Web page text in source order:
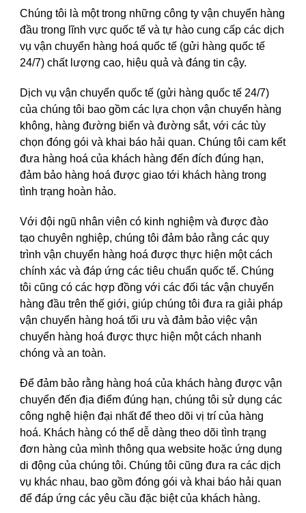
Chúng tôi là một trong những công ty vận chuyển hàng
đầu trong lĩnh vực quốc tế và tự hào cung cấp các dịch
vụ vận chuyển hàng hoá quốc tế (gửi hàng quốc tế
24/7) chất lượng cao, hiệu quả và đáng tin cậy.
Dịch vụ vận chuyển quốc tế (gửi hàng quốc tế 24/7)
của chúng tôi bao gồm các lựa chọn vận chuyển hàng
không, hàng đường biển và đường sắt, với các tùy
chọn đóng gói và khai báo hải quan. Chúng tôi cam kết
đưa hàng hoá của khách hàng đến đích đúng hạn,
đảm bảo hàng hoá được giao tới khách hàng trong
tình trạng hoàn hảo.
Với đội ngũ nhân viên có kinh nghiệm và được đào
tạo chuyên nghiệp, chúng tôi đảm bảo rằng các quy
trình vận chuyển hàng hoá được thực hiện một cách
chính xác và đáp ứng các tiêu chuẩn quốc tế. Chúng
tôi cũng có các hợp đồng với các đối tác vận chuyển
hàng đầu trên thế giới, giúp chúng tôi đưa ra giải pháp
vận chuyển hàng hoá tối ưu và đảm bảo việc vận
chuyển hàng hoá được thực hiện một cách nhanh
chóng và an toàn.
Để đảm bảo rằng hàng hoá của khách hàng được vận
chuyển đến địa điểm đúng hạn, chúng tôi sử dụng các
công nghệ hiện đại nhất để theo dõi vị trí của hàng
hoá. Khách hàng có thể dễ dàng theo dõi tình trạng
đơn hàng của mình thông qua website hoặc ứng dụng
di động của chúng tôi. Chúng tôi cũng đưa ra các dịch
vụ khác nhau, bao gồm đóng gói và khai báo hải quan
để đáp ứng các yêu cầu đặc biệt của khách hàng.